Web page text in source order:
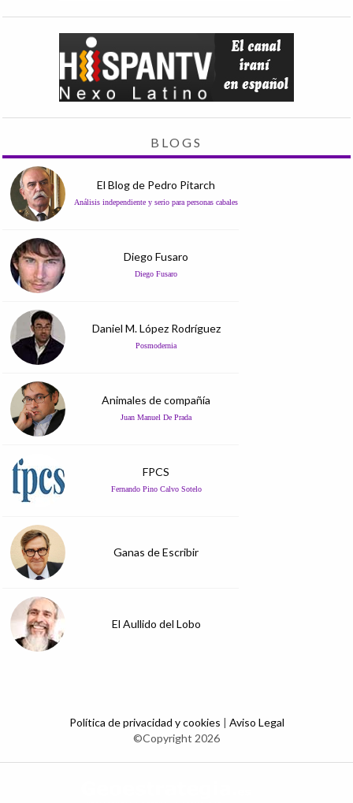
BLOGS
El Blog de Pedro Pitarch
Análisis independiente y serio para personas cabales
Diego Fusaro
Diego Fusaro
Daniel M. López Rodríguez
Posmodernia
Animales de compañía
Juan Manuel De Prada
FPCS
Fernando Pino Calvo Sotelo
Ganas de Escribir
El Aullido del Lobo
Política de privacidad y cookies | Aviso Legal
©Copyright 2026